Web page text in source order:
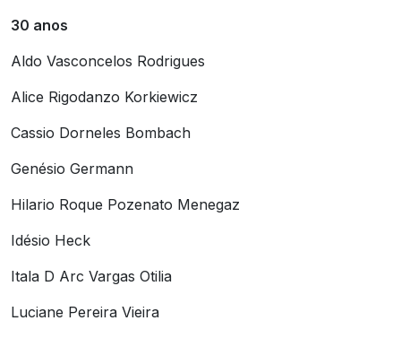
30 anos
Aldo Vasconcelos Rodrigues
Alice Rigodanzo Korkiewicz
Cassio Dorneles Bombach
Genésio Germann
Hilario Roque Pozenato Menegaz
Idésio Heck
Itala D Arc Vargas Otilia
Luciane Pereira Vieira